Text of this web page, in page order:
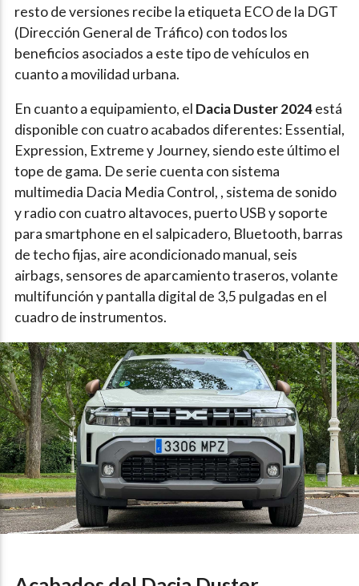
resto de versiones recibe la etiqueta ECO de la DGT
(Dirección General de Tráfico) con todos los
beneficios asociados a este tipo de vehículos en
cuanto a movilidad urbana.
En cuanto a equipamiento, el Dacia Duster 2024está
disponible con cuatro acabados diferentes: Essential,
Expression, Extreme y Journey, siendo este último el
tope de gama. De serie cuenta con sistema
multimedia Dacia Media Control, , sistema de sonido
y radio con cuatro altavoces, puerto USB y soporte
para smartphone en el salpicadero, Bluetooth, barras
de techo fijas, aire acondicionado manual, seis
airbags, sensores de aparcamiento traseros, volante
multifunción y pantalla digital de 3,5 pulgadas en el
cuadro de instrumentos.